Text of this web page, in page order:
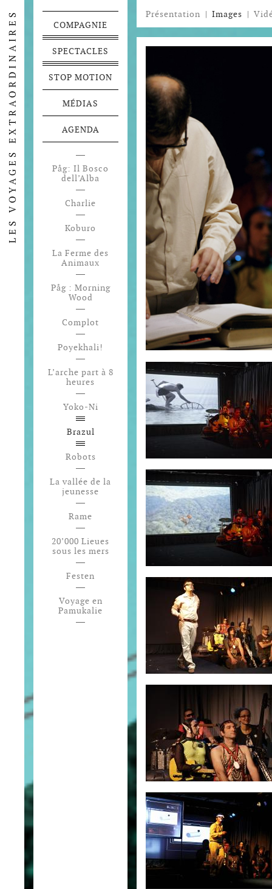
Présentation | Images |
COMPAGNIE
SPECTACLES
STOP MOTION
MÉDIAS
AGENDA
Påg: Il Bosco
dell’Alba
Charlie
Koburo
La Ferme des
Animaux
Påg : Morning
Wood
Complot
Poyekhali!
L’arche part à 8
heures
Yoko-Ni
Brazul
Robots
La vallée de la
jeunesse
Rame
20’000 Lieues
sous les mers
Festen
Voyage en
Pamukalie